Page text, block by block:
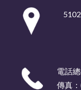
電話
傳真